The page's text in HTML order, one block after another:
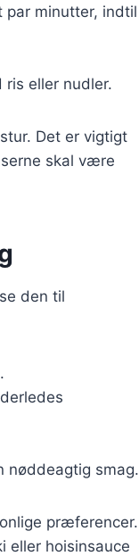
par minutter, indtil
eller nudler.
Det er vigtigt
skal være
den til
nøddeagtig smag.
præferencer.
eller hoisinsauce